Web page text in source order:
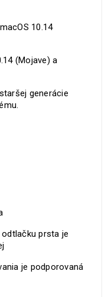
10.14
(Mojave) a
generácie
prsta je
je podporovaná